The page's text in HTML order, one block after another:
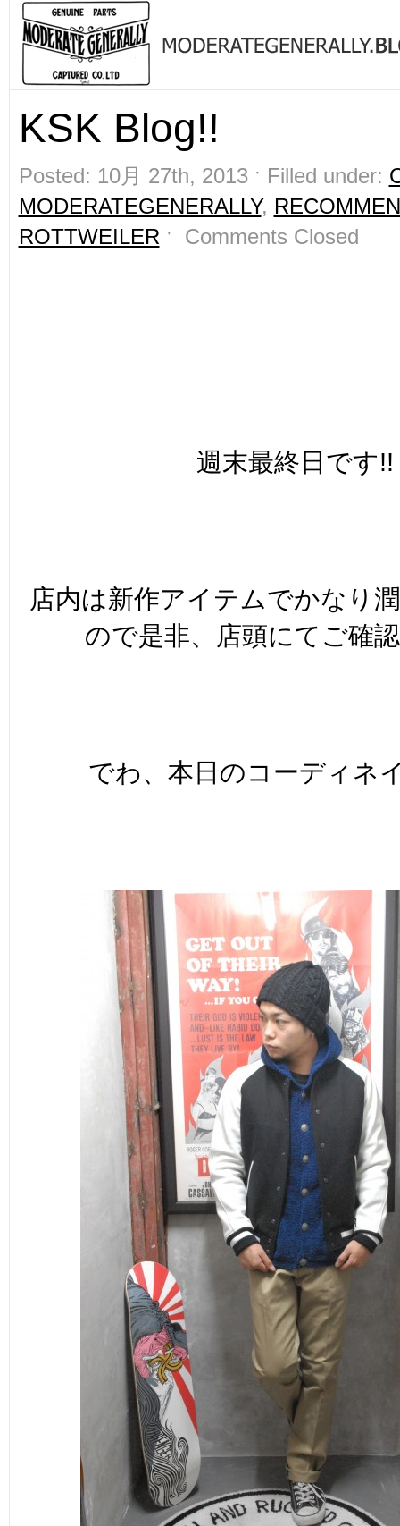
KSK Blog!!
Posted: 10月 27th, 2013 ˑ Filled under:
MODERATEGENERALLY,
ROTTWEILER ˑ Comments Closed
週末最終日です!!
店内は新作アイテムでかなり
ので是非、店頭にてご確
でわ、本日のコーディネ